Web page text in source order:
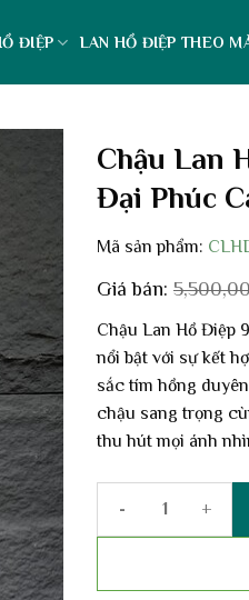
ĐIỆP LAN HỒ ĐIỆP THEO
Chậu Lan
Đại Phúc
Mã sản phẩm:
Giá bán:
Chậu Lan Hồ Điệp
nổi bật với sự kết
sắc tím hồng
chậu sang trọng
thu hút mọi ánh
Chậu Lan Hồ Điệp